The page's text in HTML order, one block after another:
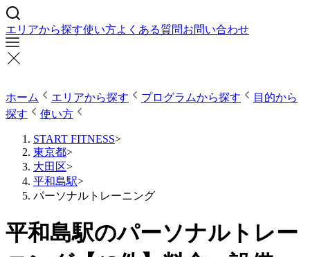
エリアから探す使い方よくある質問お問い合わせ
ホーム エリアから探す プログラムから探す
目的から
探す
使い方
START FITNESS>
東京都>
大田区>
平和島駅>
パーソナルトレーニング
平和島駅のパーソナルトレー